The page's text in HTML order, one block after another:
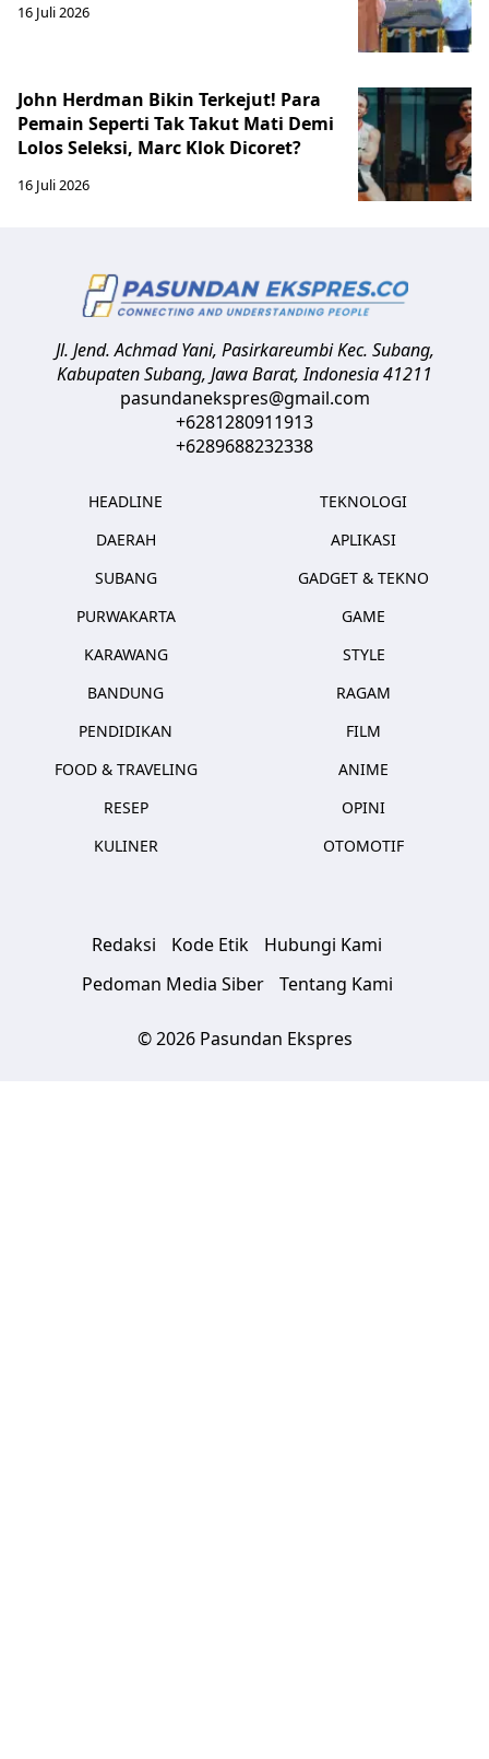
16 Juli 2026
John Herdman Bikin Terkejut! Para
Pemain Seperti Tak Takut Mati Demi
Lolos Seleksi, Marc Klok Dicoret?
16 Juli 2026
Jl. Jend. Achmad Yani, Pasirkareumbi Kec. Subang,
Kabupaten Subang, Jawa Barat,Indonesia41211
pasundanekspres@gmail.com
+6281280911913
+6289688232338
HEADLINE
DAERAH
SUBANG
PURWAKARTA
KARAWANG
BANDUNG
PENDIDIKAN
FOOD & TRAVELING
RESEP
KULINER
TEKNOLOGI
APLIKASI
GADGET & TEKNO
GAME
STYLE
RAGAM
FILM
ANIME
OPINI
OTOMOTIF
Redaksi Kode Etik
Hubungi Kami
Pedoman Media Siber
Tentang Kami
© 2026 Pasundan Ekspres